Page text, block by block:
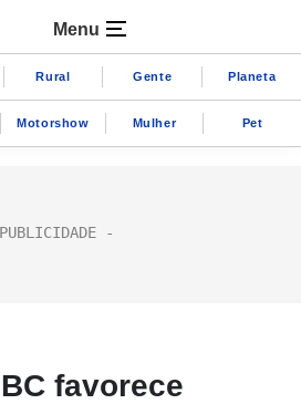
Menu
Rural Gente Planeta
Motorshow Mulher Pet
favorece